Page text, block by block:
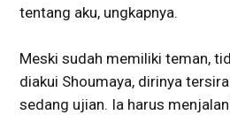
tentang aku, ungkapnya.
Meski sudah memiliki teman,
diakui Shoumaya, dirinya
sedang ujian. Ia harus